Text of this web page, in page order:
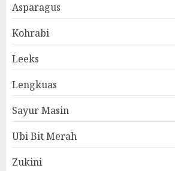
Asparagus
Kohrabi
Leeks
Lengkuas
Sayur Masin
Ubi Bit Merah
Zukini